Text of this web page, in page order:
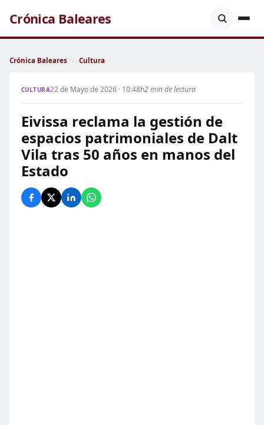
Crónica Baleares
Crónica Baleares › Cultura
CULTURA22 de Mayo de 2026 · 10:48h2 min de lectura
Eivissa reclama la gestión de
espacios patrimoniales de Dalt
Vila tras 50 años en manos del
Estado